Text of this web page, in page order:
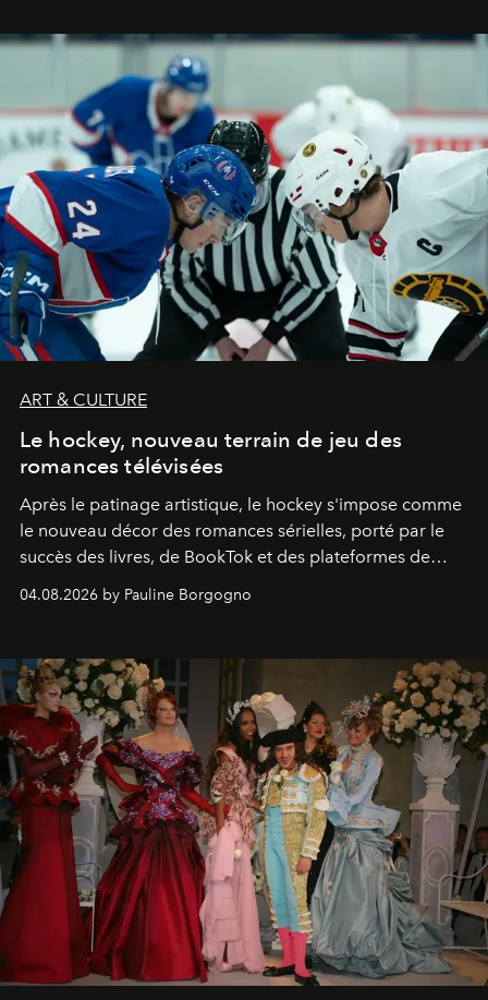
ART & CULTURE
Le hockey, nouveau terrain de jeu des
romances télévisées
Après le patinage artistique, le hockey s'impose comme
le nouveau décor des romances sérielles, porté par le
succès des livres, de BookTok et des plateformes de
04.08.2026 by Pauline Borgogno